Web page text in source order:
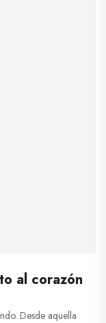
al corazón
Desde aquella